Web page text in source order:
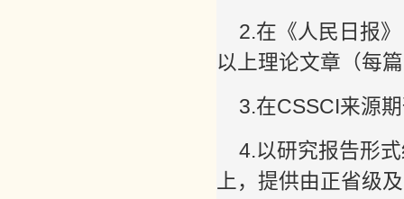
2.在《人民日报
以上理论文章（每
3.在CSSCI来源
4.以研究报告形
上，提供由正省级